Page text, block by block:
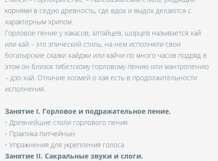
корнями в седую древность, где вдох и выдох делаются с
характерным хрипом.
Горловое пение у хакасов, алтайцев, шорцев называется хай
или кай – это эпический стиль, на нем исполняли свои
богатырские сказки хайджи или кайчи по много часов подряд в
этом он близок тибетскому горловому пению или мантропению
– дзо-хай. Отличие хоомей о хая есть в продолжительности
исполнения.
Занятие I. Горловое и подражательное пение.
• Древнейшие стили горлового пения
• Практика питчейнын
• Упражнения для укрепления голоса
Занятие II. Сакральные звуки и слоги.